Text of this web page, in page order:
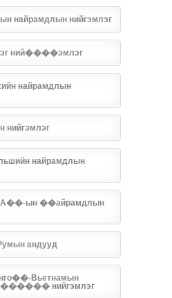
найрамдлын нийгэмлэг
ний����эмлэг
найрамдлын
нийгэмлэг
найрамдлын
ын ��айрамдлын
андууд
Вьетнамын
нийгэмлэг